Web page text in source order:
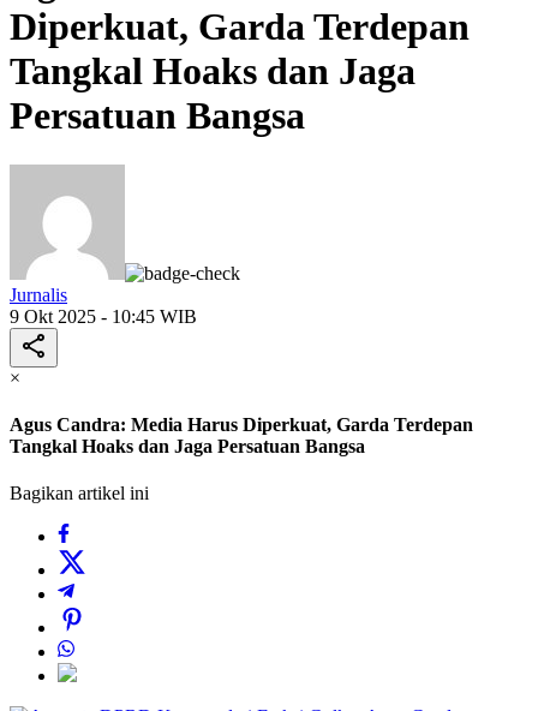
Diperkuat, Garda Terdepan
Tangkal Hoaks dan Jaga
Persatuan Bangsa
Jurnalis
9 Okt 2025 - 10:45 WIB
×
Agus Candra: Media Harus Diperkuat, Garda Terdepan
Tangkal Hoaks dan Jaga Persatuan Bangsa
Bagikan artikel ini